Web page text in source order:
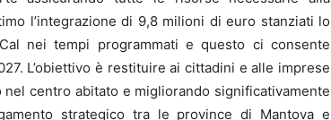
l’integrazione di 9,8 milioni di euro stanziati lo
nei tempi programmati e questo ci consente
L’obiettivo è restituire ai cittadini e alle imprese
centro abitato e migliorando significativamente
strategico tra le province di Mantova e